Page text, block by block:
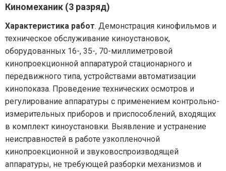
Киномеханик (3 разряд)
Характеристика работ. Демонстрация кинофильмов и
техническое обслуживание киноустановок,
оборудованных 16-, 35-, 70-миллиметровой
кинопроекционной аппаратурой стационарного и
передвижного типа, устройствами автоматизации
кинопоказа. Проведение технических осмотров и
регулирование аппаратуры с применением контрольно-
измерительных приборов и приспособлений, входящих
в комплект киноустановки. Выявление и устранение
неисправностей в работе узкопленочной
кинопроекционной и звуковоспроизводящей
аппаратуры, не требующей разборки механизмов и